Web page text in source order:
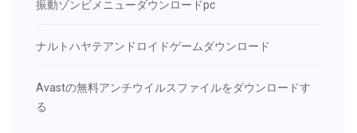
振動ゾンビメニューダウンロードpc
ナルトハヤテアンドロイドゲームダウンロード
Avastの無料アンチウイルスファイルをダウンロードす
る